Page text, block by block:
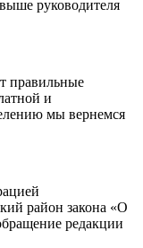
руководителя
правильные
и
мы вернемся
район закона «О
редакции